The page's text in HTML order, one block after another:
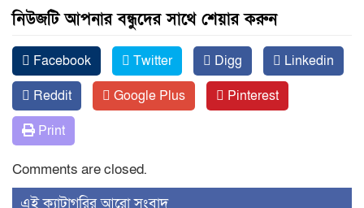
নিউজটি আপনার বন্ধুদের সাথে শেয়ার করুন
Facebook Twitter Digg
Linkedin
Reddit
Google Plus
Pinterest
Print
Comments are closed.
‍এই ক্যাটাগরির ‍আরো সংবাদ